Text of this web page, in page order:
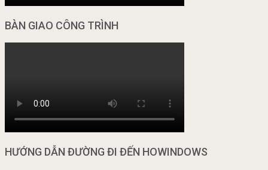
BÀN GIAO CÔNG TRÌNH
HƯỚNG DẪN ĐƯỜNG ĐI ĐẾN HOWINDOWS